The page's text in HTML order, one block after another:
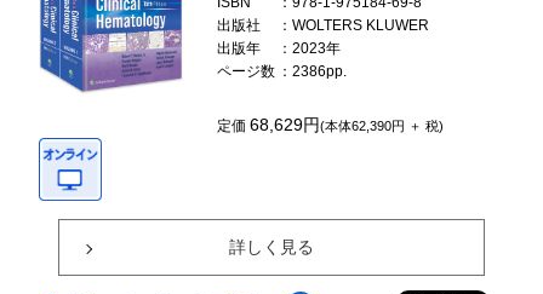
出版社
：WOLTERS KLUWER
出版年
：2023年
ページ数 ：2386pp.
定価68,629円(本体62,390円 ＋ 税)
詳しく見る